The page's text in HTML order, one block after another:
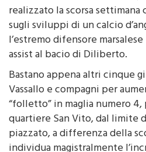
sugli sviluppi di un calcio
l’estremo difensore
assist al bacio di Diliberto.
Bastano appena altri cinque
Vassallo e compagni per
“folletto” in maglia numero
quartiere San Vito, dal limite
piazzato, a differenza della
individua magistralmente